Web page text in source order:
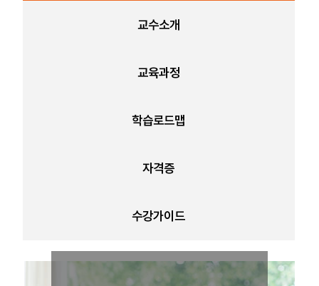
교수소개
교육과정
학습로드맵
자격증
수강가이드